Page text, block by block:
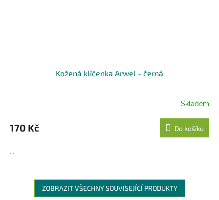
Kožená klíčenka Arwel - černá
Skladem
170 Kč Do košíku
...
ZOBRAZIT VŠECHNY SOUVISEJÍCÍ PRODUKTY